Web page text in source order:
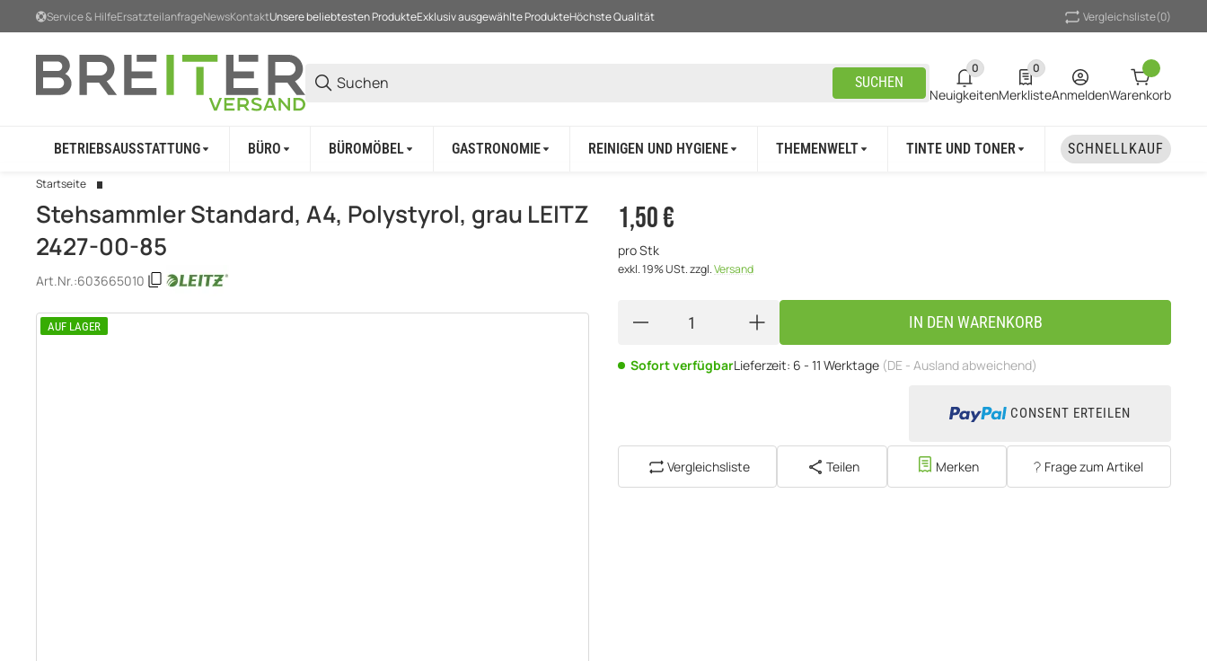
Service & HilfeErsatzteilanfrageNewsKontaktUnsere beliebtesten ProdukteExklusiv ausgewählte ProdukteHöchste Qualität Vergleichsliste(0)
SUCHEN
0
0 neue Notifizierungen
Neuigkeiten
0
0 Produkte in der Liste
MerklisteAnmeldenWarenkorb
BETRIEBSAUSSTATTUNG BÜRO BÜROMÖBEL GASTRONOMIE REINIGEN UND HYGIENE THEMENWELT TINTE UND TONER UNSER MARKEN
SCHNELLKAUF
Startseite
Stehsammler Standard, A4, Polystyrol, grau LEITZ
2427-00-85
Art.Nr.:603665010
AUF LAGER
1,50 €
pro Stk
exkl. 19% USt.zzgl.Versand
IN DEN WARENKORB
Sofort verfügbarLieferzeit: 6 - 11 Werktage (DE - Ausland abweichend)
CONSENT ERTEILEN
Vergleichsliste Teilen Merken Frage zum Artikel